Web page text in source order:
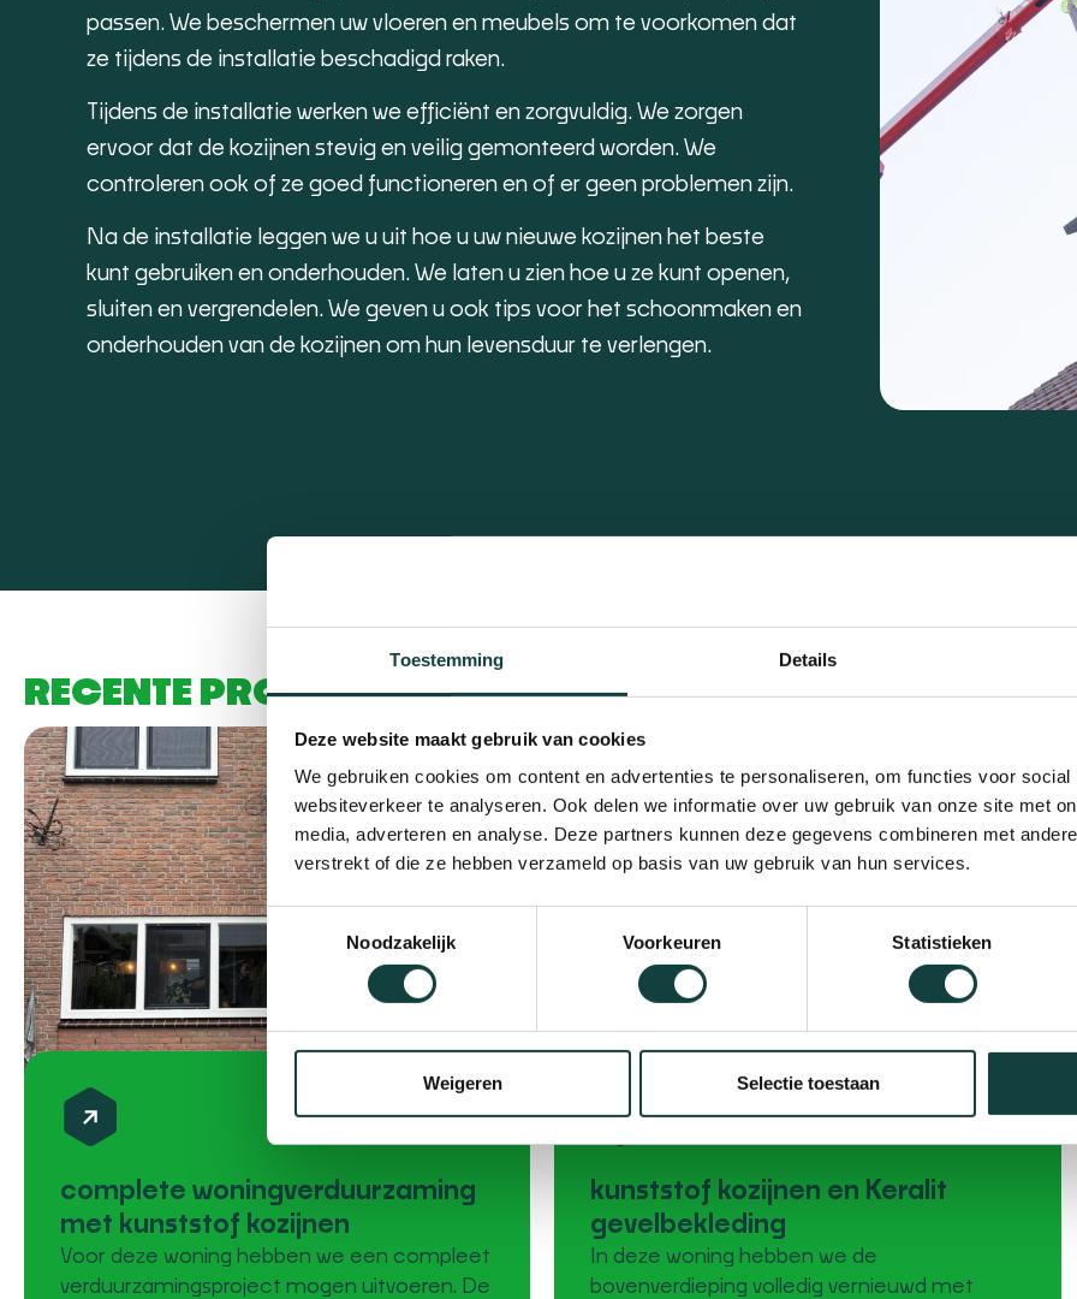
Toestemming Details
Deze website maakt gebruik van cookies
We gebruiken cookies om content en advertenties te personaliseren, om functies voor
websiteverkeer te analyseren. Ook delen we informatie over uw gebruik van onze site met
media, adverteren en analyse. Deze partners kunnen deze gegevens combineren met
verstrekt of die ze hebben verzameld op basis van uw gebruik van hun services.
Toestemmingsselectie
Noodzakelijk
Voorkeuren Statistieken
Weigeren Selectie toestaan
passen. We beschermen uw vloeren en meubels om te voorkomen dat
ze tijdens de installatie beschadigd raken.
Tijdens de installatie werken we efficiënt en zorgvuldig. We zorgen
ervoor dat de kozijnen stevig en veilig gemonteerd worden. We
controleren ook of ze goed functioneren en of er geen problemen zijn.
Na de installatie leggen we u uit hoe u uw nieuwe kozijnen het beste
kunt gebruiken en onderhouden. We laten u zien hoe u ze kunt openen,
sluiten en vergrendelen. We geven u ook tips voor het schoonmaken en
onderhouden van de kozijnen om hun levensduur te verlengen.
RECENTE PROJECTEN Alle projecten
complete woningverduurzaming
met kunststof kozijnen
Voor deze woning hebben we een compleet
verduurzamingsproject mogen uitvoeren. De
kunststof kozijnen en Keralit
gevelbekleding
In deze woning hebben we de
bovenverdieping volledig vernieuwd met